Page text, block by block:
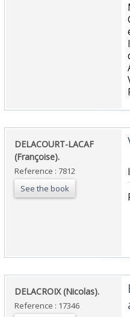
‎DELACOURT-LACAF
(Françoise).‎
Reference : 7812
See the book
‎DELACROIX (Nicolas).‎
Reference : 17346